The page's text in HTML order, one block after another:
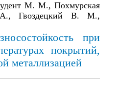
М. М., Похмурская
Гвоздецкий В. М.,
при
покрытий,
металлизацией